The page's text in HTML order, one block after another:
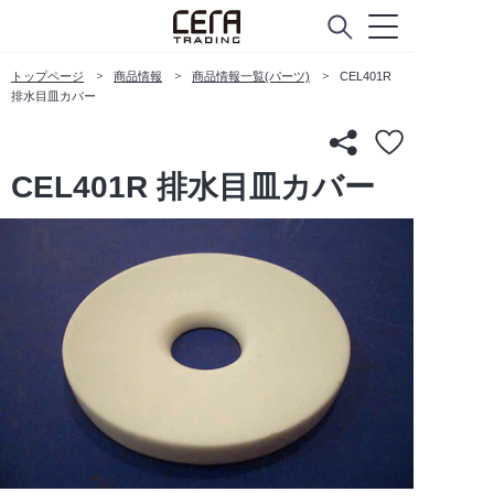
トップページ 商品情報 商品情報一覧(パーツ)
CEL401R
排水目皿カバー
CEL401R 排水目皿カバー